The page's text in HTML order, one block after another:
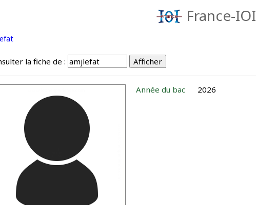
France-IOI
la fiche de :
Année du bac 2026